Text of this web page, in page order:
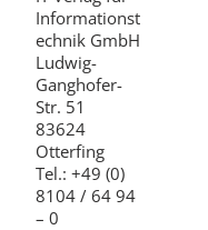
Informationst
echnik GmbH
Ludwig-
Ganghofer-
Str. 51
83624
Otterfing
Tel.: +49 (0)
8104 / 64 94
– 0